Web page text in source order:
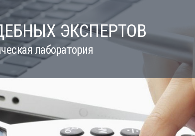
ЭКСПЕРТОВ
лаборатория